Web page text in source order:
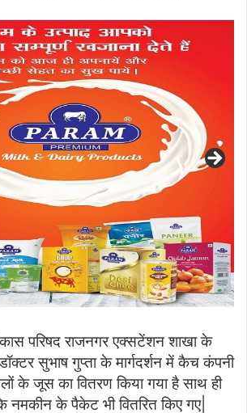
email
परिषद राजनगर एक्सटेंशन शाखा के
सुभाष गुप्ता के मार्गदर्शन में कैच कंपनी
के जूस का वितरण किया गया है साथ ही
के पैकेट भी वितरित किए गए|